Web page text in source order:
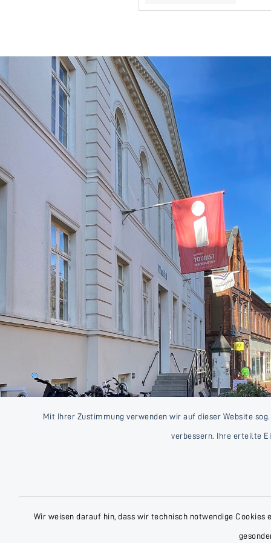
Mit Ihrer Zustimmung verwenden wir auf dieser Website
verbessern. Ihre erteilte
Wir weisen darauf hin, dass wir technisch notwendige